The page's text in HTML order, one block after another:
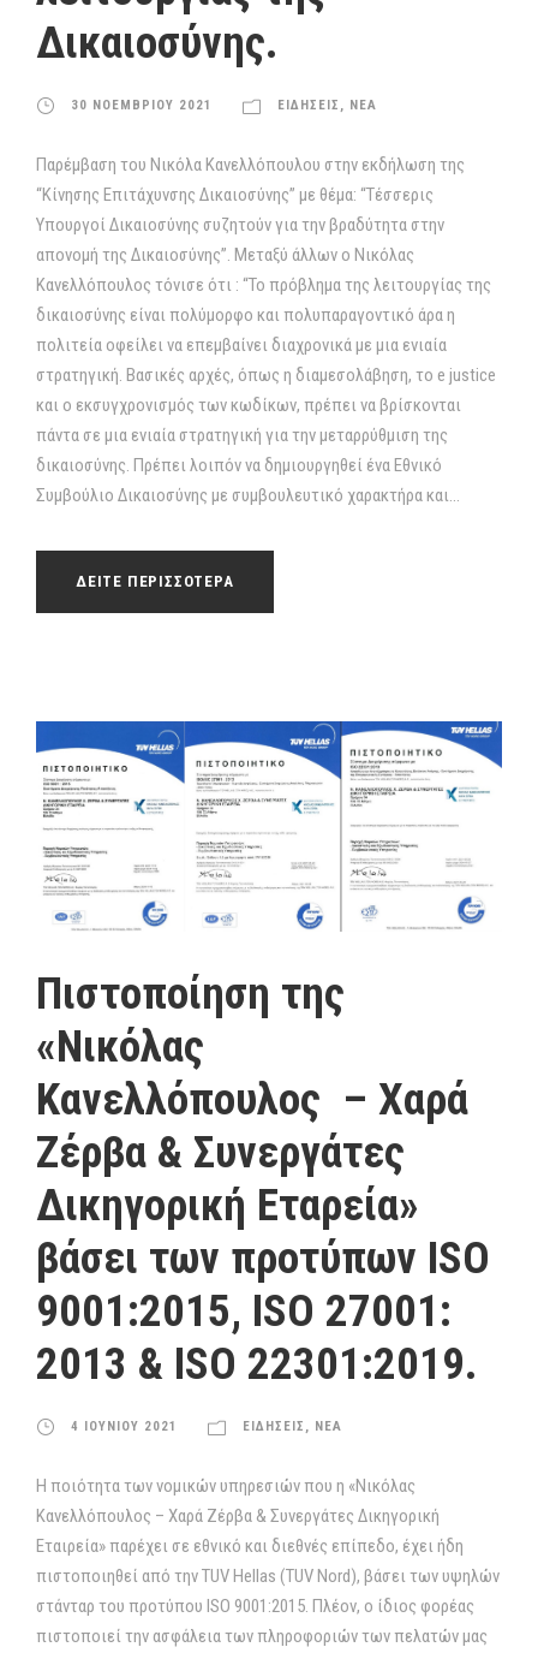
Δικαιοσύνης.
30 ΝΟΕΜΒΡΙΟΥ 2021 ΕΙΔΗΣΕΙΣ , ΝΕΑ
Παρέμβαση του Νικόλα Κανελλόπουλου στην εκδήλωση της
“Κίνησης Επιτάχυνσης Δικαιοσύνης” με θέμα: “Τέσσερις
Υπουργοί Δικαιοσύνης συζητούν για την βραδύτητα στην
απονομή της Δικαιοσύνης”. Μεταξύ άλλων ο Νικόλας
Κανελλόπουλος τόνισε ότι : “Το πρόβλημα της λειτουργίας της
δικαιοσύνης είναι πολύμορφο και πολυπαραγοντικό άρα η
πολιτεία οφείλει να επεμβαίνει διαχρονικά με μια ενιαία
στρατηγική. Βασικές αρχές, όπως η διαμεσολάβηση, το e justice
και ο εκσυγχρονισμός των κωδίκων, πρέπει να βρίσκονται
πάντα σε μια ενιαία στρατηγική για την μεταρρύθμιση της
δικαιοσύνης. Πρέπει λοιπόν να δημιουργηθεί ένα Εθνικό
Συμβούλιο Δικαιοσύνης με συμβουλευτικό χαρακτήρα και...
ΔΕΙΤΕ ΠΕΡΙΣΣΟΤΕΡΑ
Πιστοποίηση της
«Νικόλας
Κανελλόπουλος – Χαρά
Ζέρβα & Συνεργάτες
Δικηγορική Εταρεία»
βάσει των προτύπων ISO
9001:2015, ISO 27001:
2013 & ISO 22301:2019.
4 ΙΟΥΝΙΟΥ 2021 ΕΙΔΗΣΕΙΣ ΝΕΑ
Η ποιότητα των νομικών υπηρεσιών που η «Νικόλας
Κανελλόπουλος – Χαρά Ζέρβα & Συνεργάτες Δικηγορική
Εταιρεία» παρέχει σε εθνικό και διεθνές επίπεδο, έχει ήδη
πιστοποιηθεί από την TUV Hellas (TUV Nord), βάσει των υψηλών
στάνταρ του προτύπου ISO 9001:2015. Πλέον, ο ίδιος φορέας
πιστοποιεί την ασφάλεια των πληροφοριών των πελατών μας